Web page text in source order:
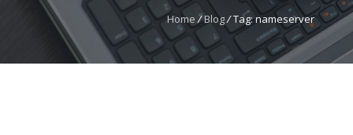
Home /Blog/Tag: nameserver